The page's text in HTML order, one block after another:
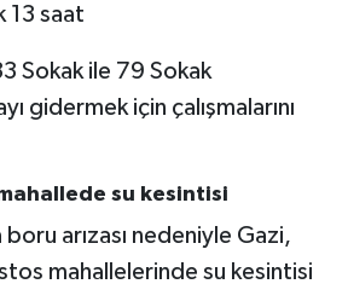
13 saat
Sokak ile 79 Sokak
gidermek için çalışmalarını
su kesintisi
arızası nedeniyle Gazi,
mahallelerinde su kesintisi